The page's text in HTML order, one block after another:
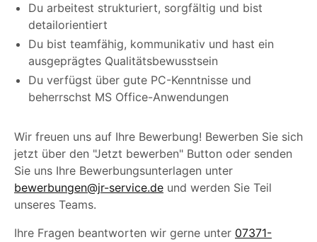
Du arbeitest strukturiert, sorgfältig und bist
detailorientiert
Du bist teamfähig, kommunikativ und hast ein
ausgeprägtes Qualitätsbewusstsein
Du verfügst über gute PC-Kenntnisse und
beherrschst MS Office-Anwendungen
Wir freuen uns auf Ihre Bewerbung! Bewerben Sie sich
jetzt über den "Jetzt bewerben" Button oder senden
Sie uns Ihre Bewerbungsunterlagen unter
bewerbungen@jr-service.de und werden Sie Teil
unseres Teams.
Ihre Fragen beantworten wir gerne unter 07371-